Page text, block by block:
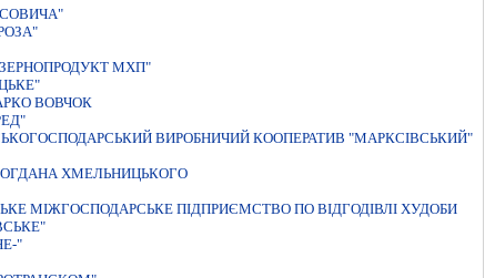
МХП"
ВОВЧОК
ВИРОБНИЧИЙ КООПЕРАТИВ "МАРКСIВСЬКИЙ"
ХМЕЛЬНИЦЬКОГО
МІЖГОСПОДАРСЬКЕ ПІДПРИЄМСТВО ПО ВІДГОДІВЛІ ХУДОБИ
"